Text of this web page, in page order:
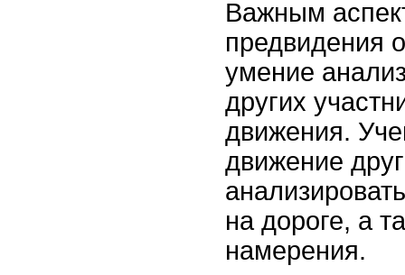
Важным
предвидения
умение
других
движения.
движение
на дороге, а
намерения.